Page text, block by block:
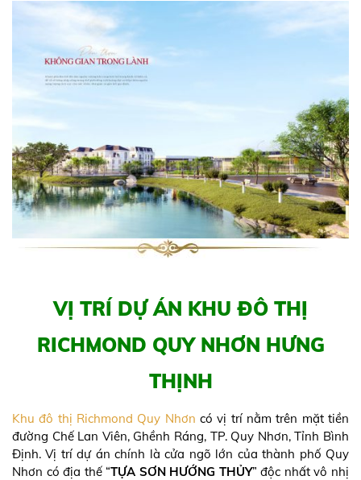
VỊ TRÍ DỰ ÁN KHU ĐÔ THỊ
RICHMOND QUY NHƠN HƯNG
THỊNH
Khu đô thị Richmond Quy Nhơn có vị trí nằm trên mặt tiền
đường Chế Lan Viên, Ghềnh Ráng, TP. Quy Nhơn, Tỉnh Bình
Định. Vị trí dự án chính là cửa ngõ lớn của thành phố Quy
Nhơn có địa thế “TỰA SƠN HƯỚNG THỦY” độc nhất vô nhị